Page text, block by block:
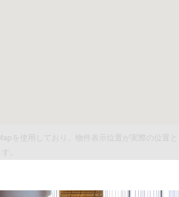
を使用しており、物件表示位置が実際の位置と
。